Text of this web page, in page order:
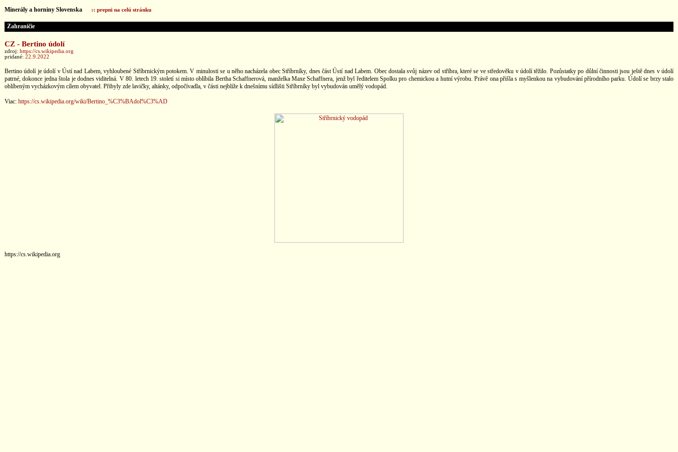
Minerály a horniny Slovenska :: prepni na celú stránku
Zahraničie
CZ - Bertino údolí
zdroj: https://cs.wikipedia.org
pridané: 22.9.2022
Bertino údolí je údolí v Ústí nad Labem, vyhloubené Stříbrnickým potokem. V minulosti se u něho nacházela obec Stříbrníky, dnes část Ústí nad Labem. Obec dostala svůj název od stříbra, které se ve středověku v údolí těžilo. Pozůstatky po důlní činnosti jsou ještě dnes v údolí
patrné, dokonce jedna štola je dodnes viditelná. V 80. letech 19. století si místo oblíbila Bertha Schaffnerová, manželka Maxe Schaffnera, jenž byl ředitelem Spolku pro chemickou a hutní výrobu. Právě ona přišla s myšlenkou na vybudování přírodního parku. Údolí se brzy stalo
oblíbeným vycházkovým cílem obyvatel. Přibyly zde lavičky, altánky, odpočívadla, v části nejblíže k dnešnímu sídlišti Stříbrníky byl vybudován umělý vodopád.
Viac: https://cs.wikipedia.org/wiki/Bertino_%C3%BAdol%C3%AD
https://cs.wikipedia.org